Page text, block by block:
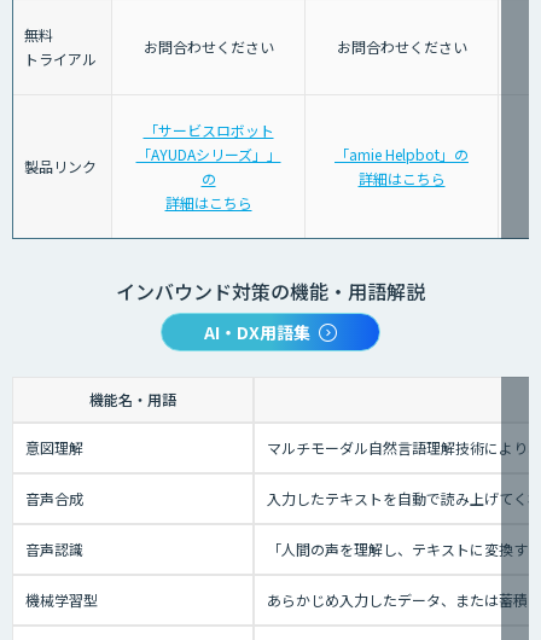
無料
トライアル
お問合わせください お問合わせください
製品リンク
「サービスロボット
「AYUDAシリーズ」」
の
詳細はこちら
「amie Helpbot」の
詳細はこちら
インバウンド対策の機能・用語解説
AI・DX用語集
機能名・用語
意図理解 マルチモーダル自然言語理解技術により
音声合成 入力したテキストを自動で読み上げてく
音声認識 「人間の声を理解し、テキストに変換
機械学習型 あらかじめ入力したデータ、または蓄積